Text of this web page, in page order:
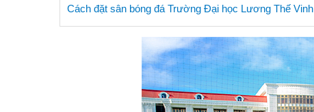
Cách đặt sân bóng đá Trường Đại học Lương Thế Vinh